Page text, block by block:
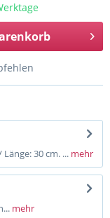
30 cm. ... mehr
mehr